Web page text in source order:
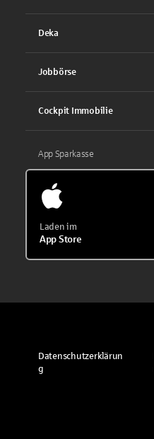
Deka
Jobbörse
Cockpit Immobilie
App Sparkasse
Laden im
App Store
Datenschutzerklärun
g